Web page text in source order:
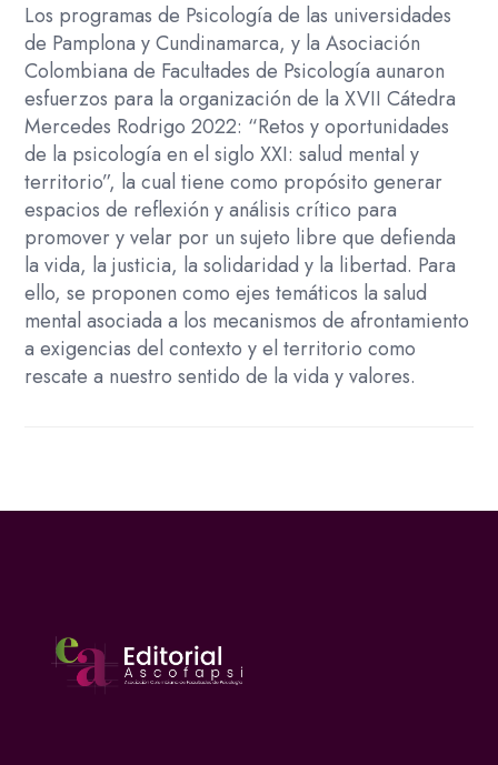
Los programas de Psicología de las universidades
de Pamplona y Cundinamarca, y la Asociación
Colombiana de Facultades de Psicología aunaron
esfuerzos para la organización de la XVII Cátedra
Mercedes Rodrigo 2022: “Retos y oportunidades
de la psicología en el siglo XXI: salud mental y
territorio”, la cual tiene como propósito generar
espacios de reflexión y análisis crítico para
promover y velar por un sujeto libre que defienda
la vida, la justicia, la solidaridad y la libertad. Para
ello, se proponen como ejes temáticos la salud
mental asociada a los mecanismos de afrontamiento
a exigencias del contexto y el territorio como
rescate a nuestro sentido de la vida y valores.